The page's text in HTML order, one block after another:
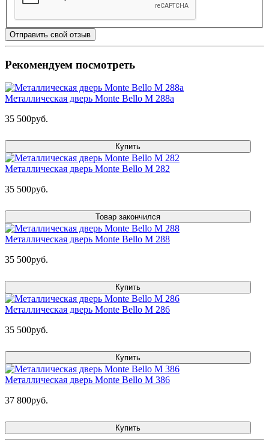
Отправить свой отзыв
Рекомендуем посмотреть
Металлическая дверь Monte Bello M 288a
35 500руб.
Купить
Металлическая дверь Monte Bello M 282
35 500руб.
Товар закончился
Металлическая дверь Monte Bello M 288
35 500руб.
Купить
Металлическая дверь Monte Bello M 286
35 500руб.
Купить
Металлическая дверь Monte Bello M 386
37 800руб.
Купить